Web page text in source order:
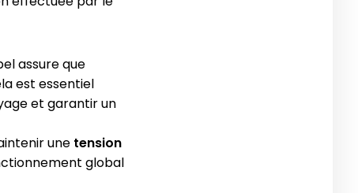
assure que
est essentiel
et garantir un
une tension
global